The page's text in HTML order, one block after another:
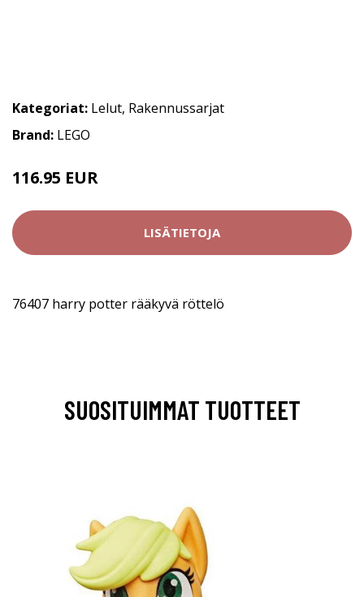
Kategoriat: Lelut, Rakennussarjat
Brand: LEGO
116.95 EUR
LISÄTIETOJA
76407 harry potter rääkyvä röttelö
SUOSITUIMMAT TUOTTEET